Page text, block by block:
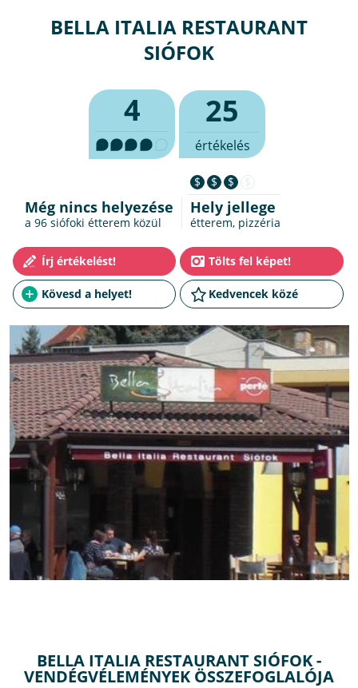
BELLA ITALIA RESTAURANT
SIÓFOK
4 25
értékelés
Még nincs helyezése
a 96siófoki étterem közül
$ $ $
Hely jellege
étterem, pizzéria
BELLA ITALIA RESTAURANT SIÓFOK -
VENDÉGVÉLEMÉNYEK ÖSSZEFOGLALÓJA